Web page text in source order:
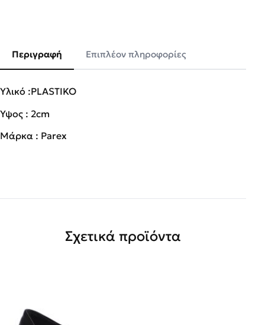
Περιγραφή Επιπλέον πληροφορίες
Υλικό :PLASTIKO
Ύψος : 2cm
Μάρκα : Parex
Σχετικά προϊόντα